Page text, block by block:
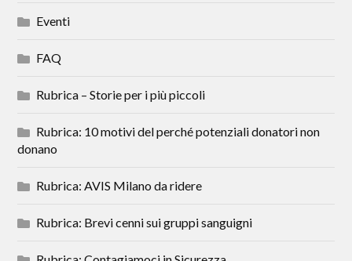
Eventi
FAQ
Rubrica – Storie per i più piccoli
Rubrica: 10 motivi del perché potenziali donatori non
donano
Rubrica: AVIS Milano da ridere
Rubrica: Brevi cenni sui gruppi sanguigni